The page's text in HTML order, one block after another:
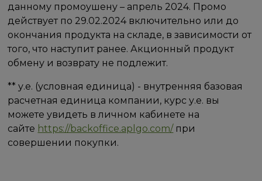
данному промоушену – апрель 2024. Промо
действует по 29.02.2024 включительно или до
окончания продукта на складе, в зависимости от
того, что наступит ранее. Акционный продукт
обмену и возврату не подлежит.
** у.е. (условная единица) - внутренняя базовая
расчетная единица компании, курс у.е. вы
можете увидеть в личном кабинете на
сайте https://backoffice.aplgo.com/при
совершении покупки.